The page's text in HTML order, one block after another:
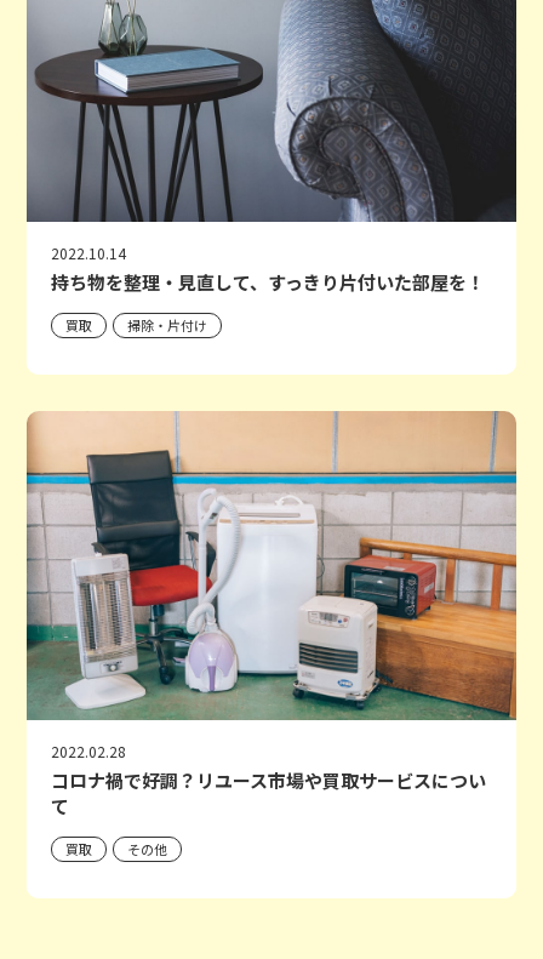
2022.10.14
持ち物を整理・見直して、すっきり片付いた部屋を！
買取 掃除・片付け
2022.02.28
コロナ禍で好調？リユース市場や買取サービスについ
て
買取 その他